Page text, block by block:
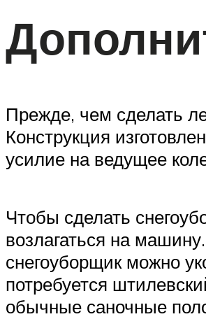
Прежде, чем сделать
Конструкция
усилие на ведущее
Чтобы сделать
возлагаться на
снегоуборщик можно
потребуется
обычные саночные